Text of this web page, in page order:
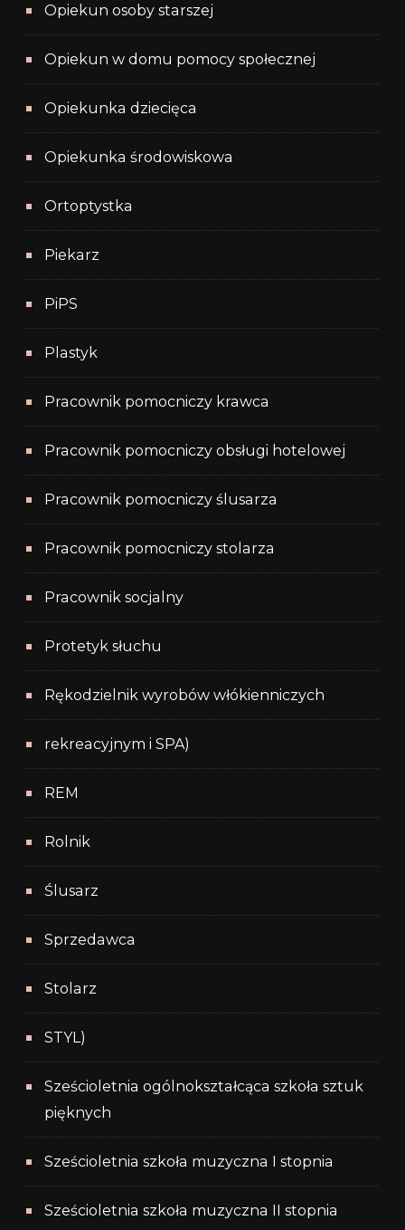
Opiekun osoby starszej
Opiekun w domu pomocy społecznej
Opiekunka dziecięca
Opiekunka środowiskowa
Ortoptystka
Piekarz
PiPS
Plastyk
Pracownik pomocniczy krawca
Pracownik pomocniczy obsługi hotelowej
Pracownik pomocniczy ślusarza
Pracownik pomocniczy stolarza
Pracownik socjalny
Protetyk słuchu
Rękodzielnik wyrobów włókienniczych
rekreacyjnym i SPA)
REM
Rolnik
Ślusarz
Sprzedawca
Stolarz
STYL)
Sześcioletnia ogólnokształcąca szkoła sztuk
pięknych
Sześcioletnia szkoła muzyczna I stopnia
Sześcioletnia szkoła muzyczna II stopnia